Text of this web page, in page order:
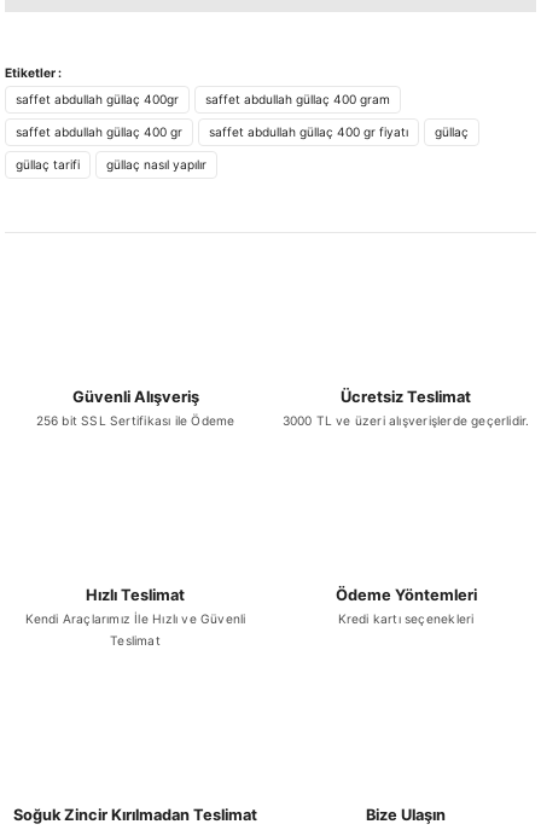
iletebilirsiniz.
Görüş ve önerileriniz için teşekkür ederiz.
Ürün resmi kalitesiz, bozuk veya görüntülenemiyor.
Ürün bilgilerinde hatalar bulunuyor.
Etiketler :
saffet abdullah güllaç 400gr
saffet abdullah güllaç 400 gram
saffet abdullah güllaç 400 gr saffet abdullah güllaç 400 gr fiyatı güllaç
güllaç tarifi güllaç nasıl yapılır
Güvenli Alışveriş
256 bit SSL Sertifikası ile Ödeme
Ücretsiz Teslimat
3000 TL ve üzeri alışverişlerde geçerlidir.
Hızlı Teslimat
Kendi Araçlarımız İle Hızlı ve Güvenli
Teslimat
Ödeme Yöntemleri
Kredi kartı seçenekleri
Soğuk Zincir Kırılmadan Teslimat Bize Ulaşın